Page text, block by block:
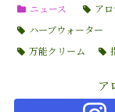
ニュース ア
ハーブウォーター
万能クリーム
ア